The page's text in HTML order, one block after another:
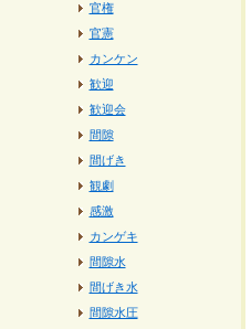
官権
官憲
カンケン
歓迎
歓迎会
間隙
間げき
観劇
感激
カンゲキ
間隙水
間げき水
間隙水圧